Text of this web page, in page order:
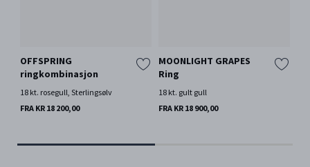
OFFSPRING
ringkombinasjon
18 kt. rosegull, Sterlingsølv
FRA KR 18 200,00
MOONLIGHT GRAPES
Ring
18 kt. gult gull
FRA KR 18 900,00